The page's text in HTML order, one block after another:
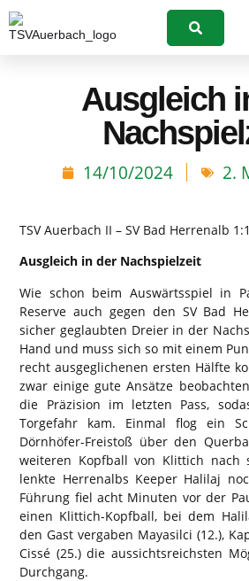
Suchen
Ausgleich
14/10/2024 2.
TSV Auerbach II – SV Bad Herrenalb
Ausgleich in der Nachspielzeit
Wie schon beim Auswärtsspiel in
Reserve auch gegen den SV Bad
sicher geglaubten Dreier in der
Hand und muss sich so mit einem
recht ausgeglichenen ersten Hälfte
zwar einige gute Ansätze
die Präzision im letzten Pass,
Torgefahr kam. Einmal flog ein
Dörnhöfer-Freistoß über den
weiteren Kopfball von Klittich nach
lenkte Herrenalbs Keeper Halilaj
Führung fiel acht Minuten vor der
einen Klittich-Kopfball, bei dem
den Gast vergaben Mayasilci (12.),
Cissé (25.) die aussichtsreichsten
Durchgang.